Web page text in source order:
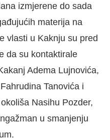
izmjerene do sada
materija na
vlasti u Kaknju su pred
da su kontaktirale
Adema Lujnovića,
Tanovića i
Nasihu Pozder,
u smanjenju